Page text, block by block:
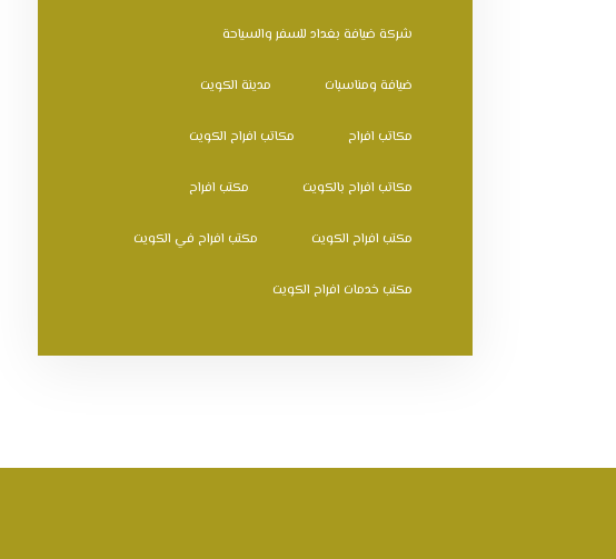
شركة ضيافة بغداد للسفر والسياحة
ضيافة ومناسبات مدينة الكويت
مكاتب افراح مكاتب افراح الكويت
مكاتب افراح بالكويت مكتب افراح
مكتب افراح الكويت مكتب افراح في الكويت
مكتب خدمات افراح الكويت